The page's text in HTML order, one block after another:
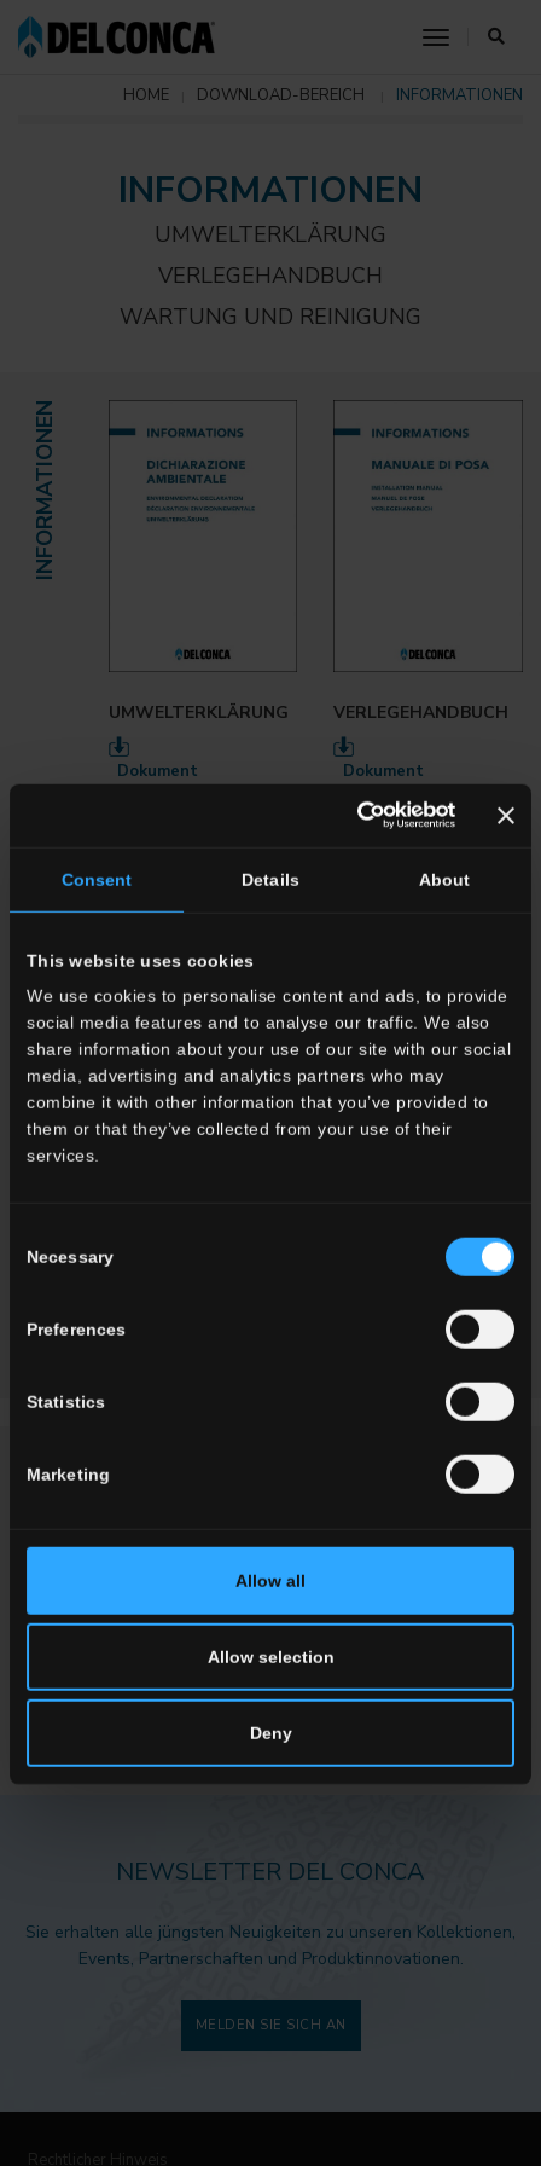
Consent Details About
This website uses cookies
We use cookies to personalise content and ads, to provide
social media features and to analyse our traffic. We also
share information about your use of our site with our social
media, advertising and analytics partners who may
combine it with other information that you’ve provided to
them or that they’ve collected from your use of their
services.
Selection
Necessary
Preferences
Statistics
Marketing
Allow all
Allow selection
Deny
toggle
HOME DOWNLOAD-BEREICH INFORMATIONEN
INFORMATIONEN
UMWELTERKLÄRUNG
VERLEGEHANDBUCH
WARTUNG UND REINIGUNG
INFORMATIONEN
UMWELTERKLÄRUNG
Dokument
VERLEGEHANDBUCH
Dokument
herunterladen
Wandbelägen?
Suchen Sie einen Händler oder eine spezifische Lösung für Ihren
NEWSLETTER DEL CONCA
Sie erhalten alle jüngsten Neuigkeiten zu unseren Kollektionen,
Events, Partnerschaften und Produktinnovationen.
MELDEN SIE SICH AN
Rechtlicher Hinweis